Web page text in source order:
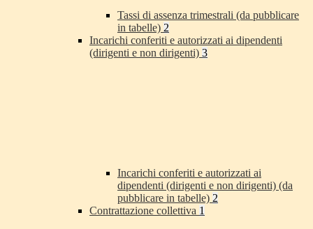
Tassi di assenza trimestrali (da pubblicare
in tabelle) 2
Incarichi conferiti e autorizzati ai dipendenti
(dirigenti e non dirigenti) 3
Incarichi conferiti e autorizzati ai
dipendenti (dirigenti e non dirigenti) (da
pubblicare in tabelle) 2
Contrattazione collettiva 1